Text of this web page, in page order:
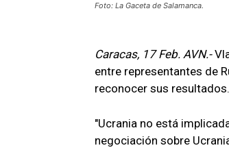
Foto: La Gaceta de Salamanca.
Caracas, 17 Feb. AVN.-
entre representantes de
reconocer sus resultados.
"Ucrania no está
negociación sobre